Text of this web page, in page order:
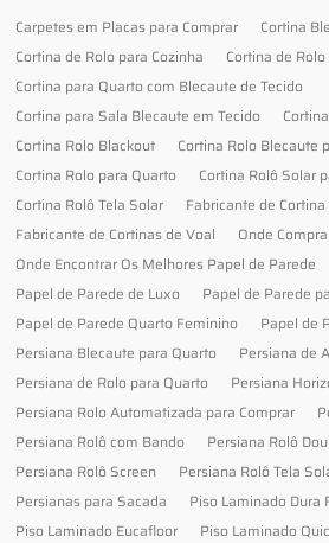
Carpetes em Placas para Comprar
Cortina
Cortina de Rolo para Cozinha
Cortina de
Cortina para Quarto com Blecaute de Tecido
Cortina para Sala Blecaute em Tecido
Cortina Rolo Blackout
Cortina Rolo Blecaute
Cortina Rolo para Quarto
Cortina Rolô Solar
Cortina Rolô Tela Solar
Fabricante de Cortina
Fabricante de Cortinas de Voal
Onde
Onde Encontrar Os Melhores Papel de Parede
Papel de Parede de Luxo
Papel de Parede
Papel de Parede Quarto Feminino
Papel de
Persiana Blecaute para Quarto
Persiana de
Persiana de Rolo para Quarto
Persiana
Persiana Rolo Automatizada para Comprar
Persiana Rolô com Bando
Persiana Rolô
Persiana Rolô Screen
Persiana Rolô Tela
Persianas para Sacada
Piso Laminado Dura
Piso Laminado Eucafloor
Piso Laminado